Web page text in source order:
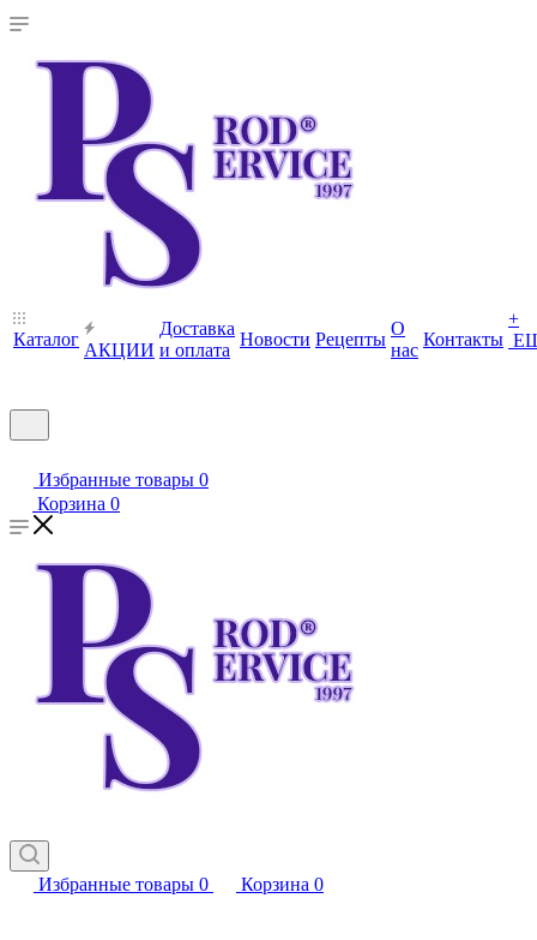
Каталог
АКЦИИ
Доставка
и оплата
Новости Рецепты
О
нас
Контакты
+
Избранные товары 0
Корзина 0
Избранные товары 0 Корзина 0